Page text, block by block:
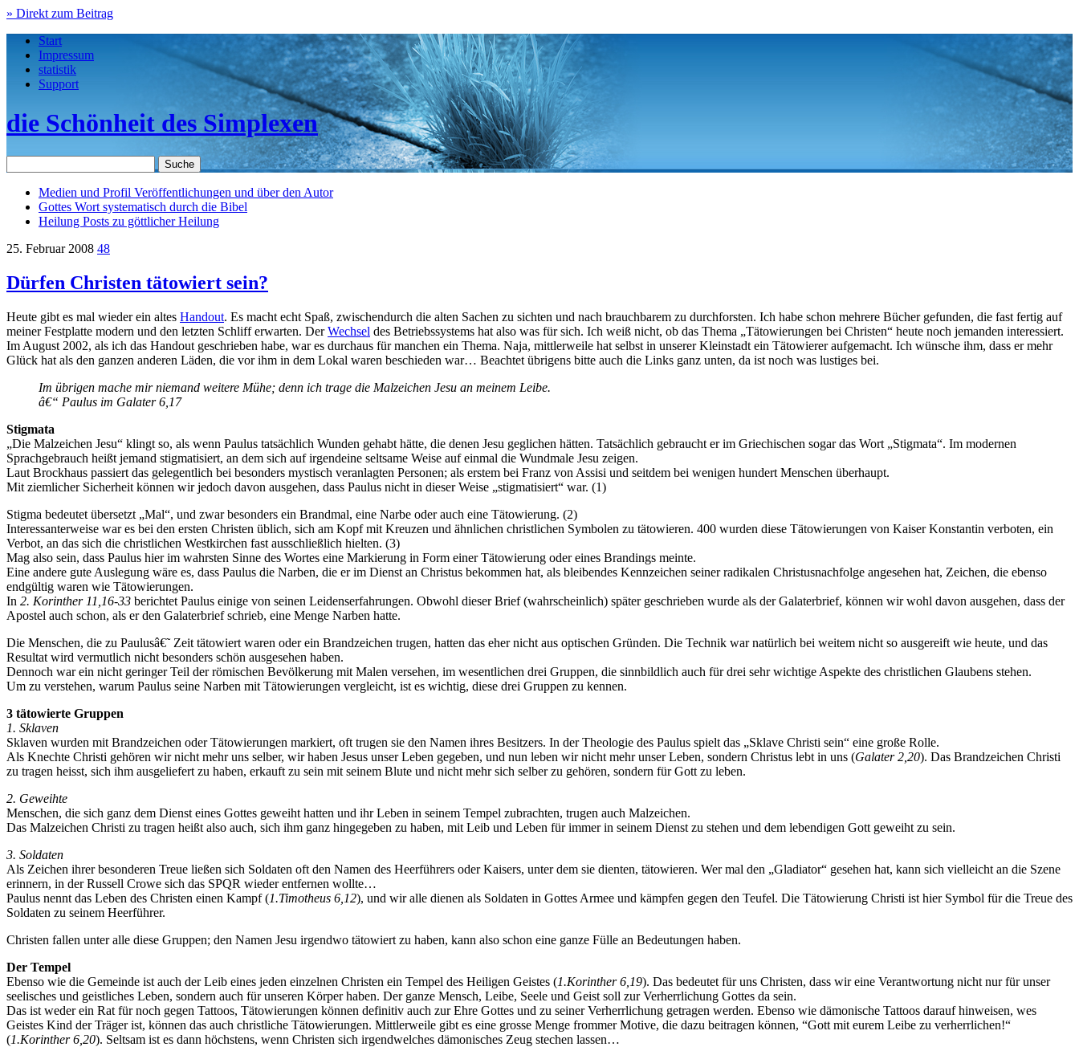
» Direkt zum Beitrag
Start
Impressum
statistik
Support
die Schönheit des Simplexen
Medien und Profil Veröffentlichungen und über den Autor
Gottes Wort systematisch durch die Bibel
Heilung Posts zu göttlicher Heilung
25. Februar 2008 48
Dürfen Christen tätowiert sein?
Heute gibt es mal wieder ein altes Handout. Es macht echt Spaß, zwischendurch die alten Sachen zu sichten und nach brauchbarem zu durchforsten. Ich habe schon mehrere Bücher gefunden, die fast fertig auf
meiner Festplatte modern und den letzten Schliff erwarten. DerWechsel des Betriebssystems hat also was für sich. Ich weiß nicht, ob das Thema „Tätowierungen bei Christen“ heute noch jemanden interessiert.
Im August 2002, als ich das Handout geschrieben habe, war es durchaus für manchen ein Thema. Naja, mittlerweile hat selbst in unserer Kleinstadt ein Tätowierer aufgemacht. Ich wünsche ihm, dass er mehr
Glück hat als den ganzen anderen Läden, die vor ihm in dem Lokal waren beschieden war… Beachtet übrigens bitte auch die Links ganz unten, da ist noch was lustiges bei.
Im übrigen mache mir niemand weitere Mühe; denn ich trage die Malzeichen Jesu an meinem Leibe.
â€“ Paulus im Galater 6,17
Stigmata
„Die Malzeichen Jesu“ klingt so, als wenn Paulus tatsächlich Wunden gehabt hätte, die denen Jesu geglichen hätten. Tatsächlich gebraucht er im Griechischen sogar das Wort „Stigmata“. Im modernen
Sprachgebrauch heißt jemand stigmatisiert, an dem sich auf irgendeine seltsame Weise auf einmal die Wundmale Jesu zeigen.
Laut Brockhaus passiert das gelegentlich bei besonders mystisch veranlagten Personen; als erstem bei Franz von Assisi und seitdem bei wenigen hundert Menschen überhaupt.
Mit ziemlicher Sicherheit können wir jedoch davon ausgehen, dass Paulus nicht in dieser Weise „stigmatisiert“ war. (1)
Stigma bedeutet übersetzt „Mal“, und zwar besonders ein Brandmal, eine Narbe oder auch eine Tätowierung. (2)
Interessanterweise war es bei den ersten Christen üblich, sich am Kopf mit Kreuzen und ähnlichen christlichen Symbolen zu tätowieren. 400 wurden diese Tätowierungen von Kaiser Konstantin verboten, ein
Verbot, an das sich die christlichen Westkirchen fast ausschließlich hielten. (3)
Mag also sein, dass Paulus hier im wahrsten Sinne des Wortes eine Markierung in Form einer Tätowierung oder eines Brandings meinte.
Eine andere gute Auslegung wäre es, dass Paulus die Narben, die er im Dienst an Christus bekommen hat, als bleibendes Kennzeichen seiner radikalen Christusnachfolge angesehen hat, Zeichen, die ebenso
endgültig waren wie Tätowierungen.
In 2. Korinther 11,16-33 berichtet Paulus einige von seinen Leidenserfahrungen. Obwohl dieser Brief (wahrscheinlich) später geschrieben wurde als der Galaterbrief, können wir wohl davon ausgehen, dass der
Apostel auch schon, als er den Galaterbrief schrieb, eine Menge Narben hatte.
Die Menschen, die zu Paulusâ€˜ Zeit tätowiert waren oder ein Brandzeichen trugen, hatten das eher nicht aus optischen Gründen. Die Technik war natürlich bei weitem nicht so ausgereift wie heute, und das
Resultat wird vermutlich nicht besonders schön ausgesehen haben.
Dennoch war ein nicht geringer Teil der römischen Bevölkerung mit Malen versehen, im wesentlichen drei Gruppen, die sinnbildlich auch für drei sehr wichtige Aspekte des christlichen Glaubens stehen.
Um zu verstehen, warum Paulus seine Narben mit Tätowierungen vergleicht, ist es wichtig, diese drei Gruppen zu kennen.
3 tätowierte Gruppen
1. Sklaven
Sklaven wurden mit Brandzeichen oder Tätowierungen markiert, oft trugen sie den Namen ihres Besitzers. In der Theologie des Paulus spielt das „Sklave Christi sein“ eine große Rolle.
Als Knechte Christi gehören wir nicht mehr uns selber, wir haben Jesus unser Leben gegeben, und nun leben wir nicht mehr unser Leben, sondern Christus lebt in uns (Galater 2,20). Das Brandzeichen Christi
zu tragen heisst, sich ihm ausgeliefert zu haben, erkauft zu sein mit seinem Blute und nicht mehr sich selber zu gehören, sondern für Gott zu leben.
2. Geweihte
Menschen, die sich ganz dem Dienst eines Gottes geweiht hatten und ihr Leben in seinem Tempel zubrachten, trugen auch Malzeichen.
Das Malzeichen Christi zu tragen heißt also auch, sich ihm ganz hingegeben zu haben, mit Leib und Leben für immer in seinem Dienst zu stehen und dem lebendigen Gott geweiht zu sein.
3. Soldaten
Als Zeichen ihrer besonderen Treue ließen sich Soldaten oft den Namen des Heerführers oder Kaisers, unter dem sie dienten, tätowieren. Wer mal den „Gladiator“ gesehen hat, kann sich vielleicht an die Szene
erinnern, in der Russell Crowe sich das SPQR wieder entfernen wollte…
Paulus nennt das Leben des Christen einen Kampf (1.Timotheus 6,12), und wir alle dienen als Soldaten in Gottes Armee und kämpfen gegen den Teufel. Die Tätowierung Christi ist hier Symbol für die Treue des
Soldaten zu seinem Heerführer.
Christen fallen unter alle diese Gruppen; den Namen Jesu irgendwo tätowiert zu haben, kann also schon eine ganze Fülle an Bedeutungen haben.
Der Tempel
Ebenso wie die Gemeinde ist auch der Leib eines jeden einzelnen Christen ein Tempel des Heiligen Geistes (1.Korinther 6,19). Das bedeutet für uns Christen, dass wir eine Verantwortung nicht nur für unser
seelisches und geistliches Leben, sondern auch für unseren Körper haben. Der ganze Mensch, Leibe, Seele und Geist soll zur Verherrlichung Gottes da sein.
Das ist weder ein Rat für noch gegen Tattoos, Tätowierungen können definitiv auch zur Ehre Gottes und zu seiner Verherrlichung getragen werden. Ebenso wie dämonische Tattoos darauf hinweisen, wes
Geistes Kind der Träger ist, können das auch christliche Tätowierungen. Mittlerweile gibt es eine grosse Menge frommer Motive, die dazu beitragen können, “Gott mit eurem Leibe zu verherrlichen!“
(1.Korinther 6,20). Seltsam ist es dann höchstens, wenn Christen sich irgendwelches dämonisches Zeug stechen lassen…